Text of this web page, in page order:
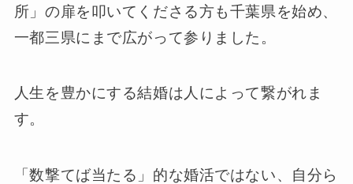
所」の扉を叩いてくださる方も千葉県を始め、
一都三県にまで広がって参りました。
人生を豊かにする結婚は人によって繋がれま
す。
「数撃てば当たる」的な婚活ではない、自分ら